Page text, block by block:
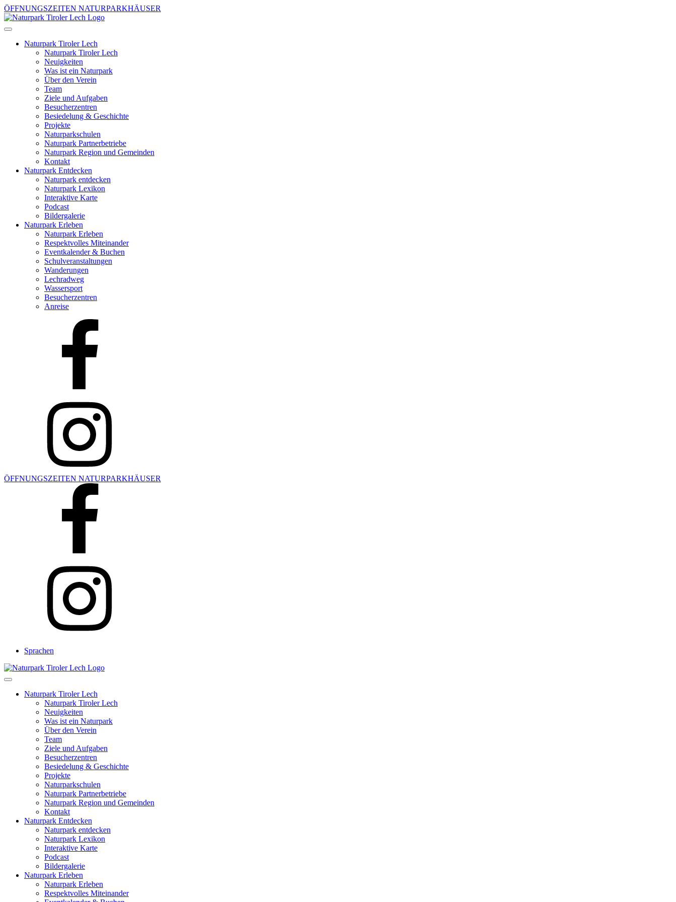
ÖFFNUNGSZEITEN NATURPARKHÄUSER
Naturpark Tiroler Lech
Naturpark Tiroler Lech
Neuigkeiten
Was ist ein Naturpark
Über den Verein
Team
Ziele und Aufgaben
Besucherzentren
Besiedelung & Geschichte
Projekte
Naturparkschulen
Naturpark Partnerbetriebe
Naturpark Region und Gemeinden
Kontakt
Naturpark Entdecken
Naturpark entdecken
Naturpark Lexikon
Interaktive Karte
Podcast
Bildergalerie
Naturpark Erleben
Naturpark Erleben
Respektvolles Miteinander
Eventkalender & Buchen
Schulveranstaltungen
Wanderungen
Lechradweg
Wassersport
Besucherzentren
Anreise
ÖFFNUNGSZEITEN NATURPARKHÄUSER
Sprachen
Naturpark Tiroler Lech
Naturpark Tiroler Lech
Neuigkeiten
Was ist ein Naturpark
Über den Verein
Team
Ziele und Aufgaben
Besucherzentren
Besiedelung & Geschichte
Projekte
Naturparkschulen
Naturpark Partnerbetriebe
Naturpark Region und Gemeinden
Kontakt
Naturpark Entdecken
Naturpark entdecken
Naturpark Lexikon
Interaktive Karte
Podcast
Bildergalerie
Naturpark Erleben
Naturpark Erleben
Respektvolles Miteinander